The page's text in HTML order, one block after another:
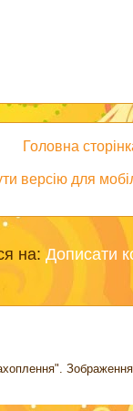
Головна
версію для
на: Дописати